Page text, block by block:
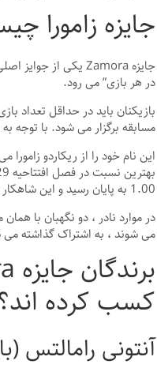
جایزه زامورا
در هر بازی” می رود.
مسابقه برگزار می شود. با توجه
این نام خود را از ریکاردو زامورا
1.00 به پایان رسید و این شاهکار را دو بار برای رئال مادرید در کمپین های 1931/32 و 1932/33 مدیریت کرد.
در موارد نادر ، دو نگهبان با
می شوند ، به اشتراک گذاشته
کسب کرده
آنتونی رامالتس